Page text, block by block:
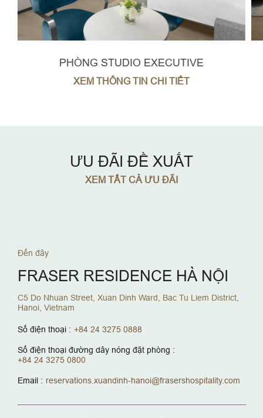
PHÒNG STUDIO EXECUTIVE
XEM THÔNG TIN CHI TIẾT
ƯU ĐÃI ĐỀ XUẤT
XEM TẤT CẢ ƯU ĐÃI
Đến đây
FRASER RESIDENCE HÀ NỘI
C5 Do Nhuan Street, Xuan Dinh Ward, Bac Tu Liem District,
Hanoi, Vietnam
Số điện thoại : +84 24 3275 0888
Số điện thoại đường dây nóng đặt phòng :
+84 24 3275 0800
Email : reservations.xuandinh-hanoi@frasershospitality.com